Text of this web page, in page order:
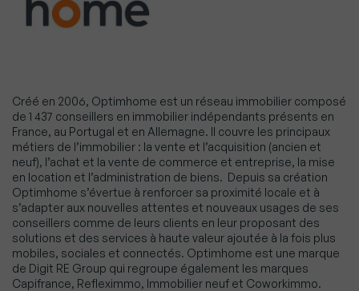
Créé en 2006, Optimhome est un réseau immobilier composé
de 1 437 conseillers en immobilier indépendants présents en
France, au Portugal et en Allemagne. Il couvre les principaux
métiers de l’immobilier : la vente et l’acquisition (ancien et
neuf), l’achat et la vente de commerce et entreprise, la mise
en location et l’administration de biens. Depuis sa création
Optimhome s’évertue à renforcer sa proximité locale et à
s’adapter aux nouvelles attentes et nouveaux usages de ses
conseillers comme de leurs clients en leur proposant des
solutions et des services à haute valeur ajoutée à la fois plus
mobiles, sociales et connectés. Optimhome est une marque
de Digit RE Group qui regroupe également les marques
Capifrance, Refleximmo, Immobilier neuf et Coworkimmo.